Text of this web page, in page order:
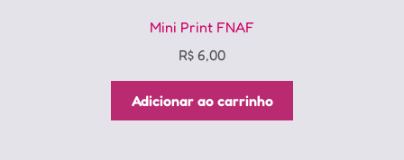
Mini Print FNAF
R$ 6,00
Adicionar ao carrinho